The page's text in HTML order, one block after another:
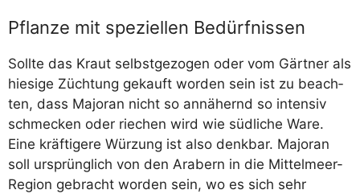
Pflanze mit speziellen Bedürfnissen
Soll­te das Kraut selbst­ge­zo­gen oder vom Gärt­ner als
hie­si­ge Züch­tung gekauft wor­den sein ist zu beach­
ten, dass Majo­ran nicht so annä­hernd so inten­siv
schme­cken oder rie­chen wird wie süd­li­che Ware.
Eine kräf­ti­ge­re Wür­zung ist also denk­bar. Majo­ran
soll ursprüng­lich von den Ara­bern in die Mit­tel­meer-
Regi­on gebracht wor­den sein, wo es sich sehr